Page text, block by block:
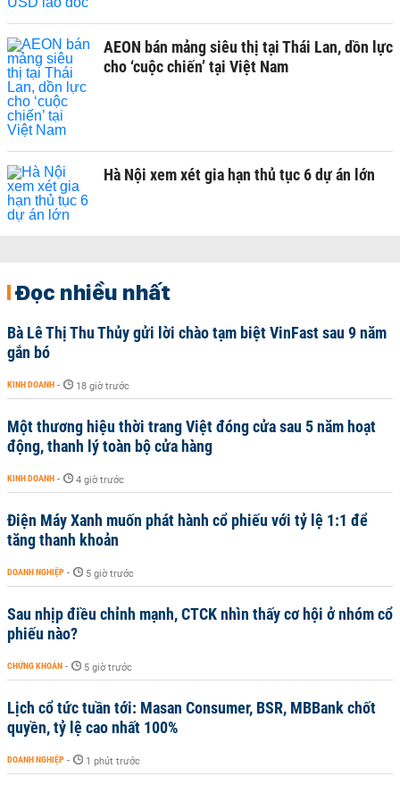
AEON bán mảng siêu thị tại Thái Lan, dồn lực
cho ‘cuộc chiến’ tại Việt Nam
Hà Nội xem xét gia hạn thủ tục 6 dự án lớn
Đọc nhiều nhất
Bà Lê Thị Thu Thủy gửi lời chào tạm biệt VinFast sau 9 năm
gắn bó
KINH DOANH - 18 giờ trước
Một thương hiệu thời trang Việt đóng cửa sau 5 năm hoạt
động, thanh lý toàn bộ cửa hàng
KINH DOANH - 4 giờ trước
Điện Máy Xanh muốn phát hành cổ phiếu với tỷ lệ 1:1 để
tăng thanh khoản
DOANH NGHIỆP - 5 giờ trước
Sau nhịp điều chỉnh mạnh, CTCK nhìn thấy cơ hội ở nhóm cổ
phiếu nào?
CHỨNG KHOÁN - 5 giờ trước
Lịch cổ tức tuần tới: Masan Consumer, BSR, MBBank chốt
quyền, tỷ lệ cao nhất 100%
DOANH NGHIỆP - 1 phút trước